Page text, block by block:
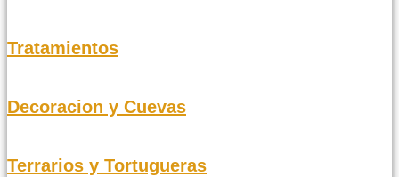
Tratamientos
Decoracion y Cuevas
Terrarios y Tortugueras